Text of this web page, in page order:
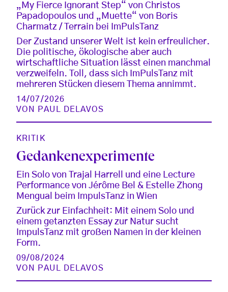
„My Fierce Ignorant Step“ von Christos
Papadopoulos und „Muette“ von Boris
Charmatz / Terrain bei ImPulsTanz
Der Zustand unserer Welt ist kein erfreulicher.
Die politische, ökologische aber auch
wirtschaftliche Situation lässt einen manchmal
verzweifeln. Toll, dass sich ImPulsTanz mit
mehreren Stücken diesem Thema annimmt.
14/07/2026
VON
PAUL DELAVOS
KRITIK
Gedankenexperimente
Ein Solo von Trajal Harrell und eine Lecture
Performance von Jérôme Bel & Estelle Zhong
Mengual beim ImpulsTanz in Wien
Zurück zur Einfachheit: Mit einem Solo und
einem getanzten Essay zur Natur sucht
ImpulsTanz mit großen Namen in der kleinen
Form.
09/08/2024
VON
PAUL DELAVOS